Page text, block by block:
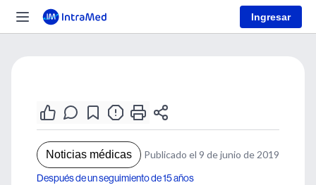
Ingresar
Noticias médicas Publicado el 9 de junio de 2019
Después de un seguimiento de 15 años